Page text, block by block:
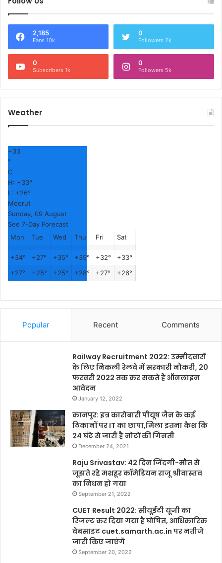
2,185
Fans 10k
0
Followers 2k
0
Subscribers 1k
0
Followers 5k
Weather
+33
°
C
H: +33°
L: +26°
Meerut
Sunday, 09 August
See 7-Day Forecast
Mon
Tue Wed Thu Fri Sat
+34° +27° +35° +35° +32° +33°
+27° +25° +25° +28° +27° +26°
Popular Recent Comments
Railway Recruitment 2022: उम्मीदवारों
के लिए निकली रेलवे में सरकारी नौकरी, 20
फरवरी 2022 तक कर सकते हैं ऑनलाइन
आवेदन
January 12, 2022
कानपुर: इत्र कारोबारी पीयूष जैन के कई
ठिकानों पर IT का छापा,मिला इतना कैश कि
24 घंटे से जारी है नोटों की गिनती
December 24, 2021
Raju Srivastav: 42 दिन जिंदगी-मौत से
जूझते रहे मशहूर कॉमेडियन राजू श्रीवास्तव
का निधन हो गया
September 21, 2022
CUET Result 2022: सीयूईटी यूजी का
रिजल्ट कर दिया गया है घोषित, आधिकारिक
वेबसाइट cuet.samarth.ac.in पर नतीजे
जारी किए जाएंगे
September 20, 2022